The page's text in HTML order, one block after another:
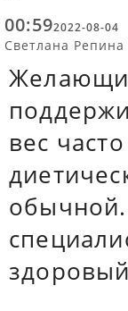
00:592022-08-04
Светлана Репина
вес